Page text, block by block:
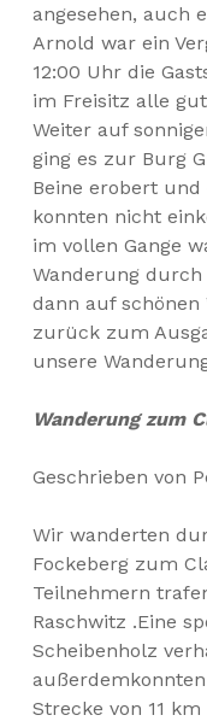
angesehen, auch
Arnold war ein
12:00 Uhr die
im Freisitz alle
Weiter auf
ging es zur Burg
Beine erobert
konnten nicht
im vollen Gange
Wanderung durch
dann auf schönen
zurück zum
unsere
Wanderung zum
Geschrieben von
Wir wanderten
Fockeberg zum
Teilnehmern
Raschwitz .Eine
Scheibenholz
Strecke von 11